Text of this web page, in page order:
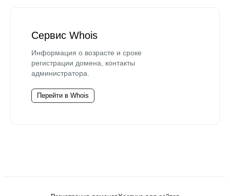
Сервис Whois
Информация о возрасте и сроке
регистрации домена, контакты
администратора.
Перейти в Whois